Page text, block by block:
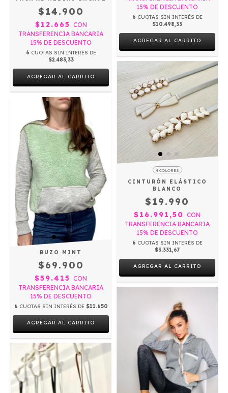
$14.900
$12.665 CON
TRANSFERENCIA BANCARIA
15% DE DESCUENTO
6 CUOTAS SIN INTERÉS DE
$2.483,33
15% DE DESCUENTO
6 CUOTAS SIN INTERÉS DE
$10.498,33
AGREGAR AL CARRITO
BUZO MINT
$69.900
$59.415 CON
TRANSFERENCIA BANCARIA
15% DE DESCUENTO
6 CUOTAS SIN INTERÉS DE $11.650
AGREGAR AL CARRITO
4 COLORES
CINTURÓN ELÁSTICO
BLANCO
$19.990
$16.991,50 CON
TRANSFERENCIA BANCARIA
15% DE DESCUENTO
6 CUOTAS SIN INTERÉS DE
$3.331,67
AGREGAR AL CARRITO